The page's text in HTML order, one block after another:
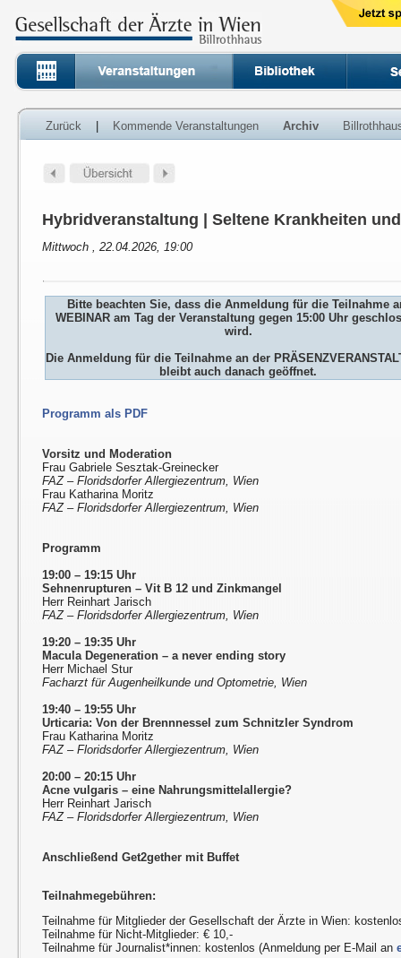
Zurück Kommende Veranstaltungen Archiv
Hybridveranstaltung | Seltene Krankheiten
Mittwoch , 22.04.2026, 19:00
Bitte beachten Sie, dass die Anmeldung für die Teilnahme
WEBINAR am Tag der Veranstaltung gegen 15:00 Uhr
wird.
Die Anmeldung für die Teilnahme an der
bleibt auch danach geöffnet.
Programm als PDF
Vorsitz und Moderation
Frau Gabriele Sesztak-Greinecker
FAZ – Floridsdorfer Allergiezentrum, Wien
Frau Katharina Moritz
FAZ – Floridsdorfer Allergiezentrum, Wien
Programm
19:00 – 19:15 Uhr
Sehnenrupturen– Vit B 12 und Zinkmangel
Herr Reinhart Jarisch
FAZ – Floridsdorfer Allergiezentrum, Wien
19:20 – 19:35 Uhr
Macula Degeneration – a never ending story
Herr Michael Stur
Facharzt für Augenheilkunde und Optometrie, Wien
19:40 – 19:55 Uhr
Urticaria: Von der Brennnessel zum Schnitzler Syndrom
Frau Katharina Moritz
FAZ – Floridsdorfer Allergiezentrum, Wien
20:00 – 20:15 Uhr
Acne vulgaris– eine Nahrungsmittelallergie?
Herr Reinhart Jarisch
FAZ – Floridsdorfer Allergiezentrum, Wien
Anschließend Get2gether mit Buffet
Teilnahmegebühren:
Teilnahme für Mitglieder der Gesellschaft der Ärzte in Wien:
Teilnahme für Nicht-Mitglieder: € 10,-
Teilnahme für Journalist*innen: kostenlos (Anmeldung per E-Mail an